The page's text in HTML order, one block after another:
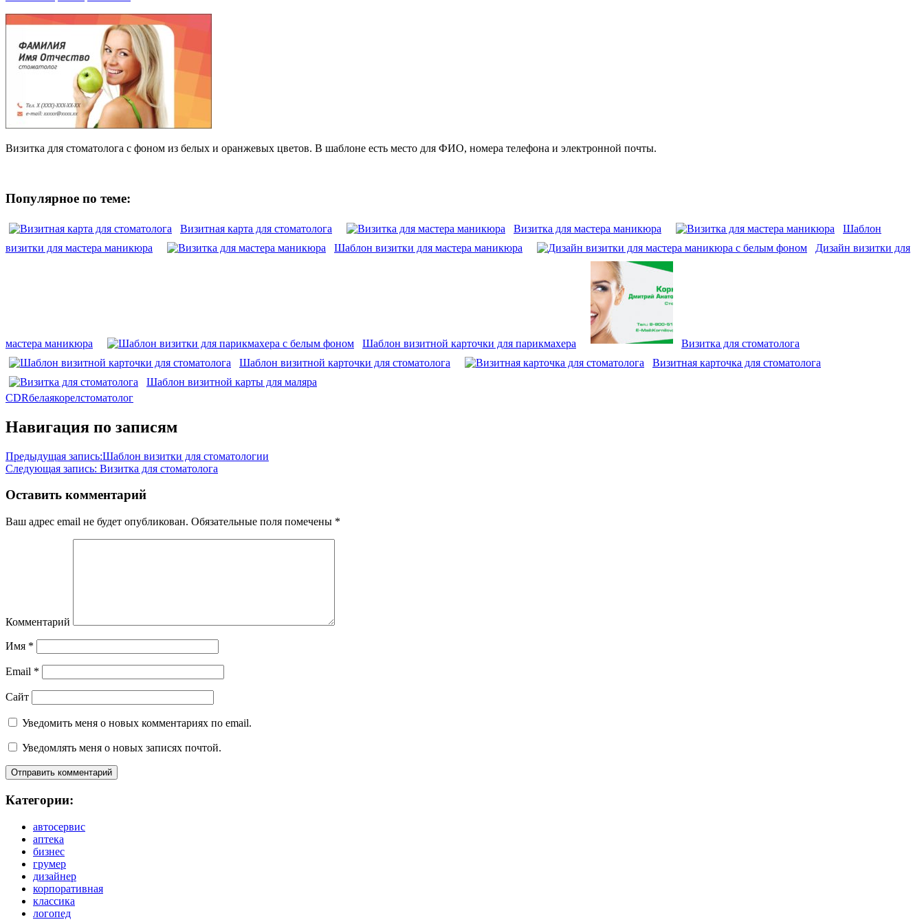
Визитка для стоматолога с фоном из белых и оранжевых цветов. В шаблоне есть место для ФИО, номера телефона и электронной почты.
Популярное по теме:
Визитная карта для стоматолога Визитка для мастера маникюра
Шаблон
визитки для мастера маникюра
Шаблон визитки для мастера маникюра Дизайн визитки для
мастера маникюра Шаблон визитной карточки для парикмахера
Визитка для стоматолога
Шаблон визитной карточки для стоматолога
Визитная карточка для стоматолога
Шаблон визитной карты для маляра
CDRбелаякорелстоматолог
Навигация по записям
Предыдущая запись:Шаблон визитки для стоматологии
Следующая запись: Визитка для стоматолога
Оставить комментарий
Ваш адрес email не будет опубликован. Обязательные поля помечены *
Комментарий
Имя *
Email *
Сайт
Уведомить меня о новых комментариях по email.
Уведомлять меня о новых записях почтой.
Категории:
автосервис
аптека
бизнес
грумер
дизайнер
корпоративная
классика
логопед